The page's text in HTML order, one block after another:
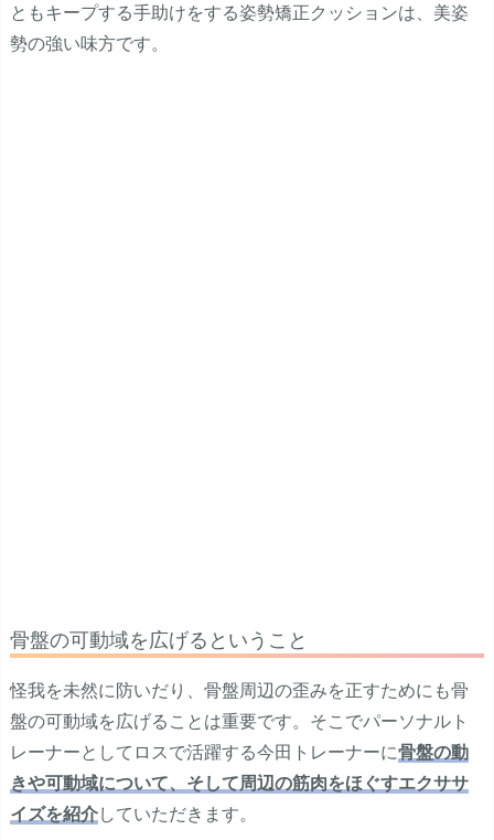
ともキープする手助けをする姿勢矯正クッションは、美姿
勢の強い味方です。
骨盤の可動域を広げるということ
怪我を未然に防いだり、骨盤周辺の歪みを正すためにも骨
盤の可動域を広げることは重要です。そこでパーソナルト
レーナーとしてロスで活躍する今田トレーナーに骨盤の動
きや可動域について、そして周辺の筋肉をほぐすエクササ
イズを紹介していただきます。